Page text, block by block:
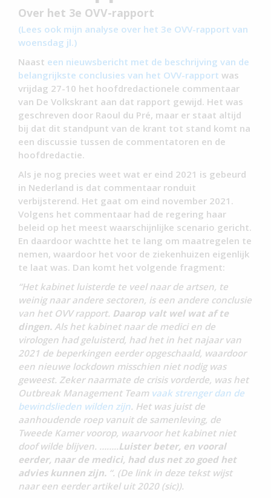
Over het 3e OVV-rapport
(Lees ook mijn analyse over het 3e OVV-rapport van
woensdag jl.)
Naast een nieuwsbericht met de beschrijving van de
belangrijkste conclusies van het OVV-rapport was
vrijdag 27-10 het hoofdredactionele commentaar
van De Volkskrant aan dat rapport gewijd. Het was
geschreven door Raoul du Pré, maar er staat altijd
bij dat dit standpunt van de krant tot stand komt na
een discussie tussen de commentatoren en de
hoofdredactie.
Als je nog precies weet wat er eind 2021 is gebeurd
in Nederland is dat commentaar ronduit
verbijsterend. Het gaat om eind november 2021.
Volgens het commentaar had de regering haar
beleid op het meest waarschijnlijke scenario gericht.
En daardoor wachtte het te lang om maatregelen te
nemen, waardoor het voor de ziekenhuizen eigenlijk
te laat was. Dan komt het volgende fragment:
“Het kabinet luisterde te veel naar de artsen, te
weinig naar andere sectoren, is een andere conclusie
van het OVV rapport. Daarop valt wel wat af te
dingen. Als het kabinet naar de medici en de
virologen had geluisterd, had het in het najaar van
2021 de beperkingen eerder opgeschaald, waardoor
een nieuwe lockdown misschien niet nodig was
geweest. Zeker naarmate de crisis vorderde, was het
Outbreak Management Team vaak strenger dan de
bewindslieden wilden zijn. Het was juist de
aanhoudende roep vanuit de samenleving, de
Tweede Kamer voorop, waarvoor het kabinet niet
doof wilde blijven. ……..Luister beter, en vooral
eerder, naar de medici, had dus net zo goed het
advies kunnen zijn. “. (De link in deze tekst wijst
naar een eerder artikel uit 2020 (sic)).